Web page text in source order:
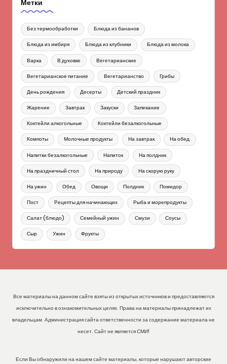
Метки
Без термообработки Блюда из бананов
Блюда из имбиря Блюда из клубники Блюда из молока
Варка В духовке Вегетарианские
Вегетарианское питание Вегетарианство Грибы
День рождения Десерты Детский праздник
Жарение Завтрак Закуски Запекание
Коктейли алкогольные Коктейли безалкогольные
Компоты Молочные продукты На завтрак На обед
Напитки безалкогольные Напиток На полдник
На праздничный стол На природу На скорую руку
На ужин Обед Овощи Полдник Помидор
Пост Рецепты для начинающих Рыба и морепродукты
Салат (блюдо) Семейный ужин Смузи Соусы
Сыр Ужин Фрукты
Все материалы на данном сайте взяты из открытых источников и предоставляются
исключительно в ознакомительных целях. Права на материалы принадлежат их
владельцам. Администрация сайта ответственности за содержание материала не
несет. Сайт не является СМИ!
Если Вы обнаружили на нашем сайте материалы, которые нарушают авторские